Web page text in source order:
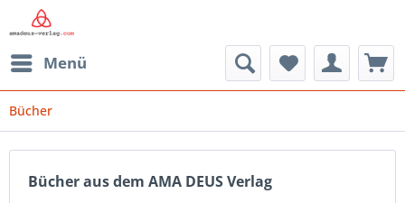
Menü
Bücher
Bücher aus dem AMA DEUS Verlag